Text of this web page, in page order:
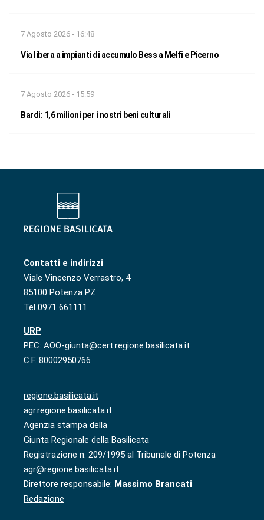
7 Agosto 2026 - 16:48
Via libera a impianti di accumulo Bess a Melfi e Picerno
7 Agosto 2026 - 15:59
Bardi: 1,6 milioni per i nostri beni culturali
Contatti e indirizzi
Viale Vincenzo Verrastro, 4
85100 Potenza PZ
Tel 0971 661111
URP
PEC: AOO-giunta@cert.regione.basilicata.it
C.F. 80002950766
regione.basilicata.it
agr.regione.basilicata.it
Agenzia stampa della
Giunta Regionale della Basilicata
Registrazione n. 209/1995 al Tribunale di Potenza
agr@regione.basilicata.it
Direttore responsabile: Massimo Brancati
Redazione